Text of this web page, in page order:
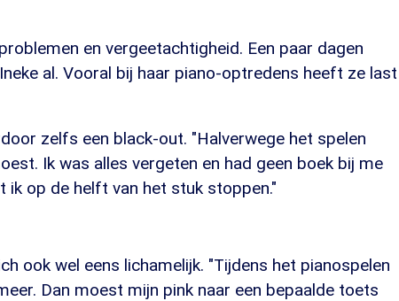
en vergeetachtigheid. Een paar dagen
al. Vooral bij haar piano-optredens heeft ze last
zelfs een black-out. "Halverwege het spelen
Ik was alles vergeten en had geen boek bij me
ik op de helft van het stuk stoppen."
ook wel eens lichamelijk. "Tijdens het pianospelen
Dan moest mijn pink naar een bepaalde toets